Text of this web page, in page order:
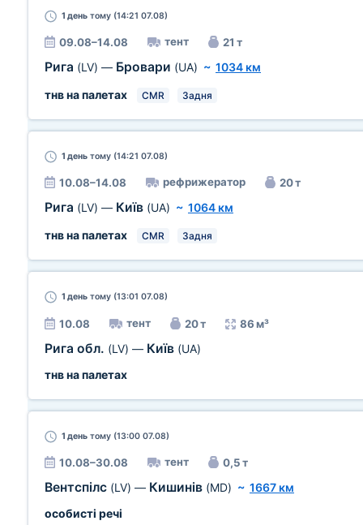
1 день тому (14:21 07.08)
09.08–14.08 тент 21 т
Рига (LV) — Бровари (UA) ~ 1034 км
тнв на палетах
CMR Задня
1 день тому (14:21 07.08)
10.08–14.08 рефрижератор 20 т
Рига (LV) — Київ (UA) ~ 1064 км
тнв на палетах
CMR Задня
1 день тому (13:01 07.08)
10.08 тент 20 т 86 м³
Рига обл. (LV) — Київ (UA)
тнв на палетах
1 день тому (13:00 07.08)
10.08–30.08 тент 0,5 т
Вентспілс (LV) — Кишинів (MD) ~ 1667 км
особисті речі